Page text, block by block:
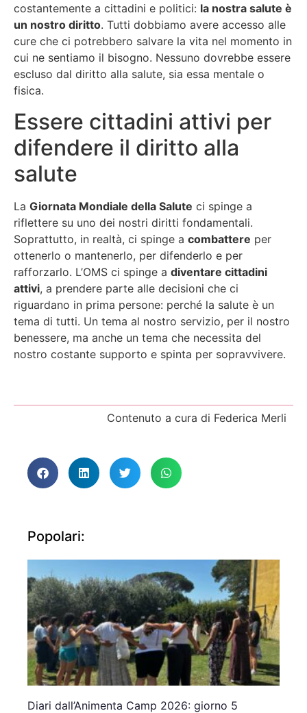
costantemente a cittadini e politici: la nostra salute è
un nostro diritto. Tutti dobbiamo avere accesso alle
cure che ci potrebbero salvare la vita nel momento in
cui ne sentiamo il bisogno. Nessuno dovrebbe essere
escluso dal diritto alla salute, sia essa mentale o
fisica.
Essere cittadini attivi per
difendere il diritto alla
salute
La Giornata Mondiale della Salute ci spinge a
riflettere su uno dei nostri diritti fondamentali.
Soprattutto, in realtà, ci spinge a combattere per
ottenerlo o mantenerlo, per difenderlo e per
rafforzarlo. L’OMS ci spinge a diventare cittadini
attivi, a prendere parte alle decisioni che ci
riguardano in prima persone: perché la salute è un
tema di tutti. Un tema al nostro servizio, per il nostro
benessere, ma anche un tema che necessita del
nostro costante supporto e spinta per sopravvivere.
Contenuto a cura di Federica Merli
Popolari:
Diari dall’Animenta Camp 2026: giorno 5